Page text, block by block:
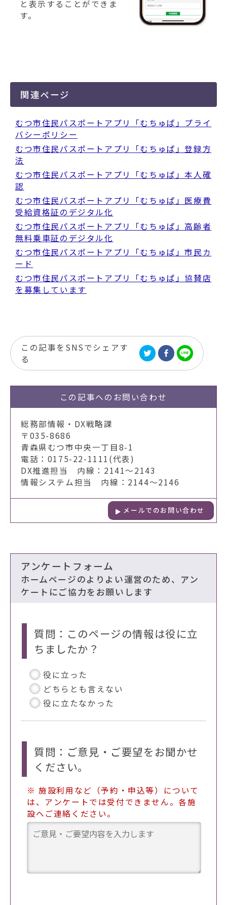
と表示することができま
す。
関連ページ
むつ市住民パスポートアプリ「むちゅぱ」プライ
バシーポリシー
むつ市住民パスポートアプリ「むちゅぱ」登録方
法
むつ市住民パスポートアプリ「むちゅぱ」本人確
認
むつ市住民パスポートアプリ「むちゅぱ」医療費
受給資格証のデジタル化
むつ市住民パスポートアプリ「むちゅぱ」高齢者
無料乗車証のデジタル化
むつ市住民パスポートアプリ「むちゅぱ」市民カ
ード
むつ市住民パスポートアプリ「むちゅぱ」協賛店
を募集しています
この記事をSNSでシェアす
る
この記事への お問い合わせ
総務部情報・DX戦略課
〒035-8686
青森県むつ市中央一丁目8-1
電話：0175-22-1111(代表)
DX推進担当 内線：2141～2143
情報システム担当 内線：2144～2146
メールでのお問い合わせ
アンケートフォーム
ホームページのよりよい運営のため、アン
ケートにご協力をお願いします
質問：このページの情報は役に立
ちましたか？
役に立った
どちらとも言えない
役に立たなかった
質問：ご意見・ご要望をお聞かせ
ください。
※ 施設利用など（予約・申込等）について
は、アンケートでは受付できません。各施
設へご連絡ください。